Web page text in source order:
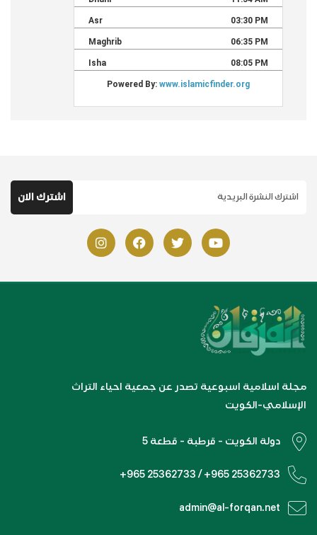
مجلة اسلامية اسبوعية تصدر عن جمعية احياء التراث
الإسلامي-الكويت
دولة الكويت - قرطبة - قطعة 5
+965 25362733 / +965 25362733
admin@al-forqan.net